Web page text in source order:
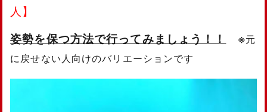
人】
姿勢を保つ方法で行ってみましょう！！ ※元
に戻せない人向けのバリエーションです